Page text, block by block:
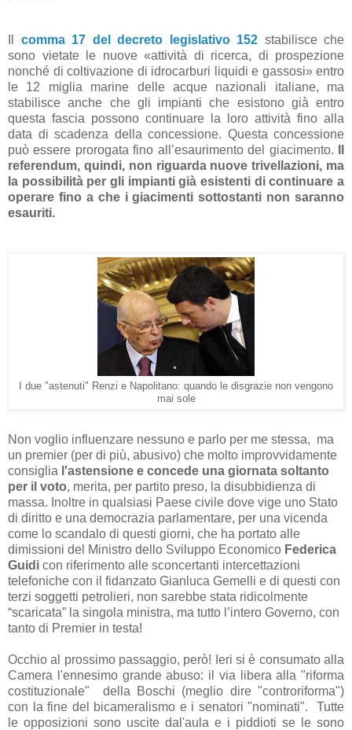
comma 17 del decreto legislativo 152 stabilisce che
sono vietate le nuove «attività di ricerca, di prospezione
nonché di coltivazione di idrocarburi liquidi e gassosi» entro
le 12 miglia marine delle acque nazionali italiane, ma
stabilisce anche che gli impianti che esistono già entro
questa fascia possono continuare la loro attività fino alla
data di scadenza della concessione. Questa concessione
può essere prorogata fino all’esaurimento del giacimento.
referendum, quindi, non riguarda nuove trivellazioni, ma
la possibilità per gli impianti già esistenti di continuare a
operare fino a che i giacimenti sottostanti non saranno
esauriti.
I due "astenuti" Renzi e Napolitano: quando le disgrazie non vengono
mai sole
Non voglio influenzare nessuno e parlo per me stessa, ma
un premier (per di più, abusivo) che molto improvvidamente
consiglia l'astensione e concede una giornata soltanto
per il voto, merita, per partito preso, la disubbidienza di
massa. Inoltre in qualsiasi Paese civile dove vige uno Stato
di diritto e una democrazia parlamentare, per una vicenda
come lo scandalo di questi giorni, che ha portato alle
dimissioni del Ministro dello Sviluppo Economico Federica
Guidi con riferimento alle sconcertanti intercettazioni
telefoniche con il fidanzato Gianluca Gemelli e di questi con
terzi soggetti petrolieri, non sarebbe stata ridicolmente
“scaricata” la singola ministra, ma tutto l’intero Governo, con
tanto di Premier in testa!
Occhio al prossimo passaggio, però! Ieri si è consumato alla
Camera l'ennesimo grande abuso: il via libera alla "riforma
costituzionale" della Boschi (meglio dire "controriforma")
con la fine del bicameralismo e i senatori "nominati". Tutte
le opposizioni sono uscite dal'aula e i piddioti se le sono